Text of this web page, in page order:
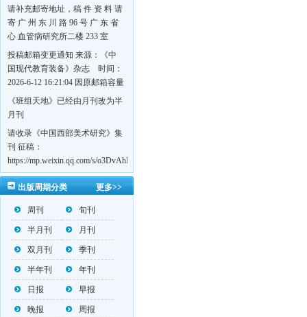
w7VFJdSWT5tem1RQ5W2sC5HRG-
S8mH75DuljrTVfVeoXxT4L0b-
Yrk7HaGd7C2w5FD7nrnLRR5Q57zsTTQ==&uniplatform=NZKPT&language=CHS
请补充邮寄地址，稿 件 资 料 请
寄 广 州 东 川 路 96 号 广 东 省
心 血管病研究所二楼 233 室
《岭南心血管病杂志》编辑部
收，
https://navi.cnki.net/knavi/detail?
BMxk-
109PkA==&uniplatform=NZKPT&language=CHS
投稿邮箱变更通知 来源：《中
国现代教育装备》杂志 时间：
2026-6-12 16:21:04 因原邮箱容量
有限，自即日起停止使用，我刊
投稿邮箱变更为 高教投稿邮
邮箱：bedu@cmee.net.cn
《班组天地》已经由月刊改为半
月刊
请收录《中国西部美术研究》集
刊 征稿：
https://mp.weixin.qq.com/s/o3DvAhL6jtTS9ASccwcwPQ
第一辑：
https://mp.weixin.qq.com/s/_w2OMIu6Gs1QL0b_JWhZAQ
更多>>
出版周期分类
周刊 旬刊
半月刊 月刊
双月刊 季刊
半年刊 年刊
日报 早报
晚报 周报